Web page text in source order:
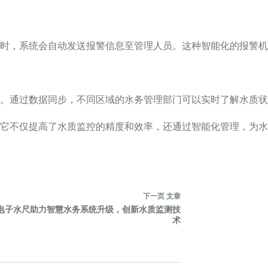
，系统会自动发送报警信息至管理人员。这种智能化的报警
通过数据同步，不同区域的水务管理部门可以实时了解水质
不仅提高了水质监控的精度和效率，还通过智能化管理，为
下一页 文章
子水尺助力智慧水务系统升级，创新水质监测技
术